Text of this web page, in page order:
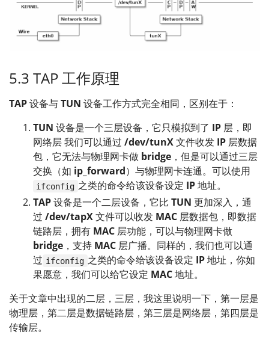
5.3 TAP 工作原理
TAP设备与TUN 设备工作方式完全相同，区别在于：
TUN 设备是一个三层设备，它只模拟到了 IP 层，即
网络层 我们可以通过 /dev/tunX文件收发 IP 层数据
包，它无法与物理网卡做 bridge ，但是可以通过三层
交换（如 ip_forward）与物理网卡连通。可以使用
ifconfig 之类的命令给该设备设定 IP地址。
TAP设备是一个二层设备，它比 TUN 更加深入，通
过 /dev/tapX文件可以收发 MAC 层数据包，即数据
链路层，拥有 MAC 层功能，可以与物理网卡做
bridge ，支持 MAC 层广播。同样的，我们也可以通
过 ifconfig 之类的命令给该设备设定 IP地址，你如
果愿意，我们可以给它设定 MAC地址。
关于文章中出现的二层，三层，我这里说明一下，第一层是
物理层，第二层是数据链路层，第三层是网络层，第四层是
传输层。